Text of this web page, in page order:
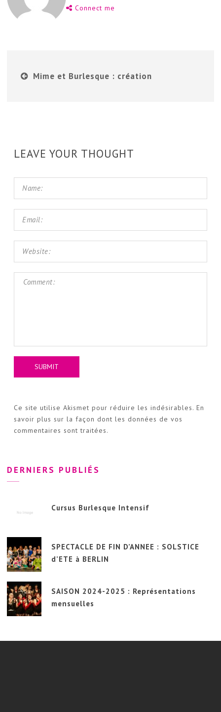
Connect me
Mime et Burlesque : création
LEAVE YOUR THOUGHT
Ce site utilise Akismet pour réduire les indésirables. En
savoir plus sur la façon dont les données de vos
commentaires sont traitées.
DERNIERS PUBLIÉS
Cursus Burlesque Intensif
SPECTACLE DE FIN D’ANNEE : SOLSTICE
d’ETE à BERLIN
SAISON 2024-2025 : Représentations
mensuelles